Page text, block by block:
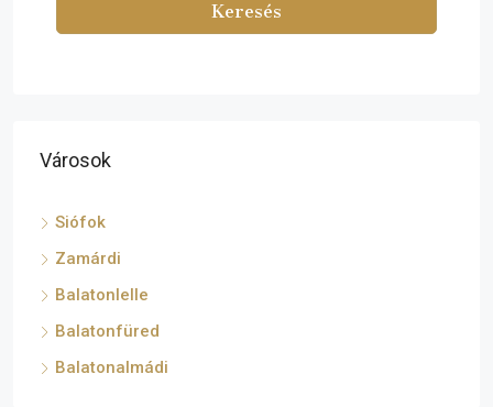
Keresés
Városok
Siófok
Zamárdi
Balatonlelle
Balatonfüred
Balatonalmádi